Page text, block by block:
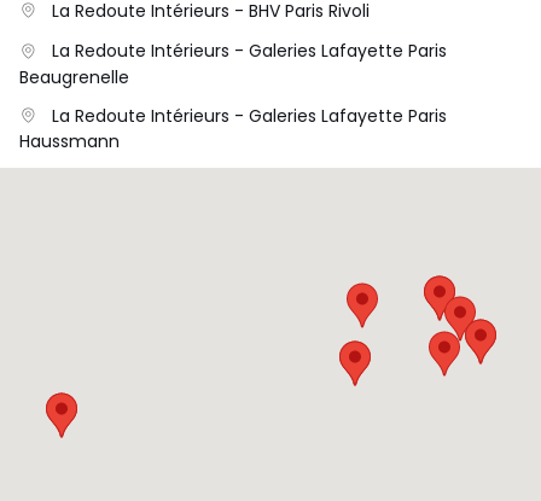
La Redoute Intérieurs - BHV Paris Rivoli
La Redoute Intérieurs - Galeries Lafayette Paris
Beaugrenelle
La Redoute Intérieurs - Galeries Lafayette Paris
Haussmann